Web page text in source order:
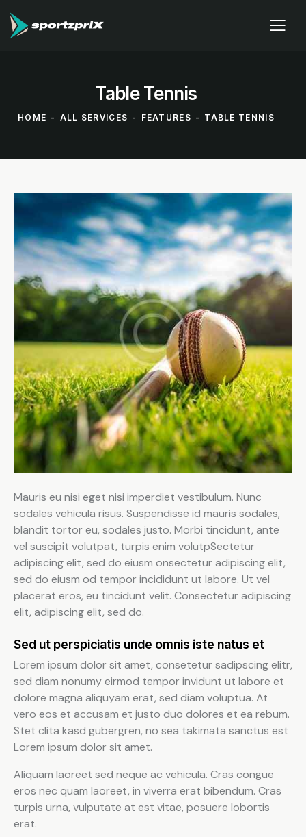
Table Tennis
HOME ALL SERVICES FEATURES TABLE TENNIS
Mauris eu nisi eget nisi imperdiet vestibulum. Nunc
sodales vehicula risus. Suspendisse id mauris sodales,
blandit tortor eu, sodales justo. Morbi tincidunt, ante
vel suscipit volutpat, turpis enim volutpSectetur
adipiscing elit, sed do eiusm onsectetur adipiscing elit,
sed do eiusm od tempor incididunt ut labore. Ut vel
placerat eros, eu tincidunt velit. Consectetur adipiscing
elit, adipiscing elit, sed do.
Sed ut perspiciatis unde omnis iste natus et
Lorem ipsum dolor sit amet, consetetur sadipscing elitr,
sed diam nonumy eirmod tempor invidunt ut labore et
dolore magna aliquyam erat, sed diam voluptua. At
vero eos et accusam et justo duo dolores et ea rebum.
Stet clita kasd gubergren, no sea takimata sanctus est
Lorem ipsum dolor sit amet.
Aliquam laoreet sed neque ac vehicula. Cras congue
eros nec quam laoreet, in viverra erat bibendum. Cras
turpis urna, vulputate at est vitae, posuere lobortis
erat.